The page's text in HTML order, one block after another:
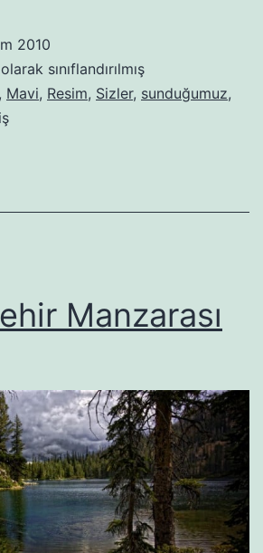
2010
olarak sınıflandırılmış
, Mavi, Resim, Sizler, sunduğumuz,
Manzarası